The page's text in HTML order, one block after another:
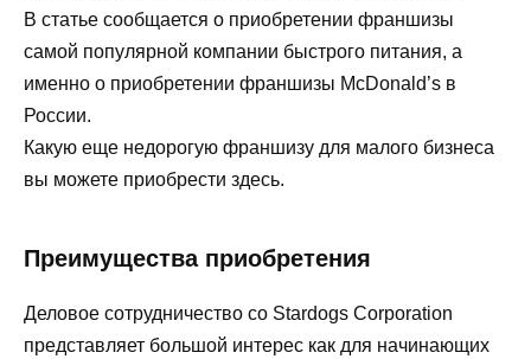
В статье сообщается о приобретении франшизы
самой популярной компании быстрого питания, а
именно о приобретении франшизы McDonald’s в
России.
Какую еще недорогую франшизу для малого бизнеса
вы можете приобрести здесь.
Преимущества приобретения
Деловое сотрудничество со Stardogs Corporation
представляет большой интерес как для начинающих